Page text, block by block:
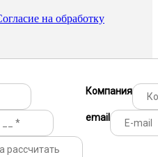
на обработку
Компания
email